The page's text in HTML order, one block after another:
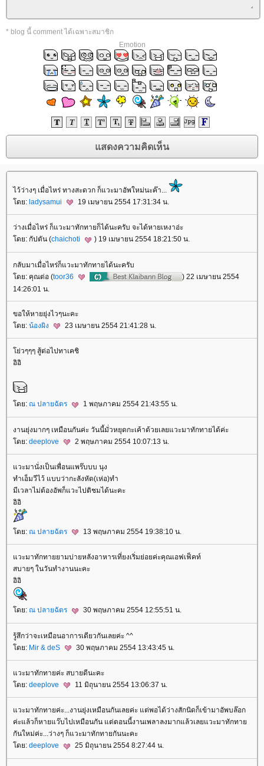
* blog นี้ comment ได้เฉพาะสมาชิก
Emotion
ไว้ว่างๆ เมื่อไหร่ ทางสะดวก ก็แวะมาอัพใหม่นะค๊า...
ดย: ladysamui 19 เมษายน 2554 17:31:34 น.
ว่างเมื่อไหร่ ก็แวะมาทักทายก็ได้นะครับ จะได้หายเหงาอ่ะ
ดย: กัปตัน (chaichoti ) 19 เมษายน 2554 18:21:50 น.
กลับมาเมื่อไหร่ก็แวะมาทักทายได้นะครับ
ดย: คุณต่อ (toor36
) 22 เมษายน 2554
14:26:01 น.
ขอให้หายยุ่งไวๆนะคะ
ดย: น้องผิง 23 เมษายน 2554 21:41:28 น.
่วๆๆๆ สู้ต่อไปทาเคชิ
อิอิ
ดย: ณ ปลายฉัตร 1 พฤษภาคม 2554 21:43:55 น.
งานยุ่งมากๆ เหมือนกันค่ะ วันนี้มั่วหยุดกะเค้าด้วยเลยแวะมาทักทายได้ค่ะ
ดย: deeplove 2 พฤษภาคม 2554 10:07:13 น.
วะมานั่งเป็นเพื่อนแพร๊บบบ นุง
ทำเอ็มวีไว้ แบบว่ากะลังหัด(เห่อ)ทำ
มีเวลาไม่ต้องอัพก็แวะไปติชมได้นะคะ
อิอิ
ดย: ณ ปลายฉัตร 13 พฤษภาคม 2554 19:38:10 น.
วะมาทักทายยามบ่ายหลังอาหารเที่ยงเริ่มย่อยค่ะคุณเอฟเฟ็คท์
สบายๆ ในวันทำงานนะคะ
อิอิ
ดย: ณ ปลายฉัตร 30 พฤษภาคม 2554 12:55:51 น.
รู้สึกว่าจะเหมือนอาการเดียวกันเลยค่ะ ^^
ดย: Mir & deS 30 พฤษภาคม 2554 13:43:45 น.
วะมาทักทายค่ะ สบายดีนะคะ
ดย: deeplove 11 มิถุนายน 2554 13:06:37 น.
วะมาทักทายค่ะ...งานยุ่งเหมือนกันเลยค่ะ แต่พอได้ว่างสักนิดก็เข้ามาอัพบล๊อก
ค่ะแล้วก็หายแว๊บไปเหมือนกัน แต่ตอนนี้งานเพลาลงมากแล้วเลยแวะมาทักทา
กันใหม่ค่ะ...ว่างๆ ก็แวะมาทักทายกันนะคะ
ดย: deeplove 25 มิถุนายน 2554 8:27:44 น.